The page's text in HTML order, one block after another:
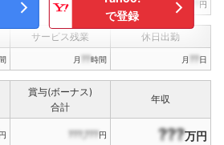
???,??? 円 ???,??? 円
サービス残業 休日出勤
月 ??時間 月 ??日
賞与(ボーナス)
合計
年収
円 ???,???円 ???万円
で登録